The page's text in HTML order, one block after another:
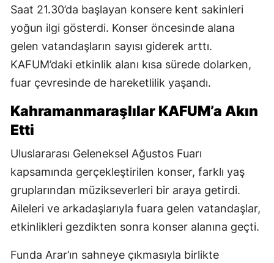
Saat 21.30’da başlayan konsere kent sakinleri
yoğun ilgi gösterdi. Konser öncesinde alana
gelen vatandaşların sayısı giderek arttı.
KAFUM’daki etkinlik alanı kısa sürede dolarken,
fuar çevresinde de hareketlilik yaşandı.
Kahramanmaraşlılar KAFUM’a Akın
Etti
Uluslararası Geleneksel Ağustos Fuarı
kapsamında gerçekleştirilen konser, farklı yaş
gruplarından müzikseverleri bir araya getirdi.
Aileleri ve arkadaşlarıyla fuara gelen vatandaşlar,
etkinlikleri gezdikten sonra konser alanına geçti.
Funda Arar’ın sahneye çıkmasıyla birlikte